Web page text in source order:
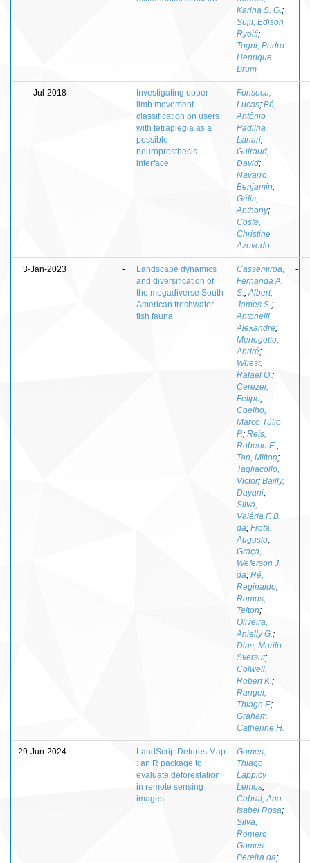
Karina S. G. ;
Sujii, Edison
Ryoiti;
Togni, Pedro
Henrique
Brum
Jul-2018 -
Investigating upper
limb movement
classification on users
with tetraplegia as a
possible
neuroprosthesis
interface
Fonseca,
Lucas; Bó,
Antônio
Padilha
Lanari;
Guiraud,
David;
Navarro,
Benjamin;
Gélis,
Anthony;
Coste,
Christine
Azevedo
-
3-Jan-2023 -
Landscape dynamics
and diversification of
the megadiverse South
American freshwater
fish fauna
Cassemiroa,
Fernanda A.
S. ; Albert,
James S. ;
Antonelli,
Alexandre;
Menegotto,
André;
Wüest,
Rafael O. ;
Cerezer,
Felipe;
Coelho,
Marco Túlio
P.; Reis,
Roberto E. ;
Tan, Milton;
Tagliacollo,
Victor; Bailly,
Dayani;
Silva,
Valéria F. B.
da; Frota,
Augusto;
Graça,
Weferson J.
da; Ré,
Reginaldo;
Ramos,
Telton;
Oliveira,
Anielly G. ;
Dias, Murilo
Sversut;
Colwell,
Robert K. ;
Rangel,
Thiago F.;
Graham,
Catherine H.
-
29-Jun-2024 -
LandScriptDeforestMap
: an R package to
evaluate deforestation
in remote sensing
images
Gomes,
Thiago
Lappicy
Lemos;
Cabral, Ana
Isabel Rosa;
Silva,
Romero
Gomes
Pereira da;
-